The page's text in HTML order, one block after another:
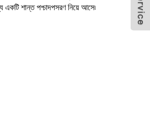
শান্ত পশ্চাদপসরণ নিয়ে আসে৷